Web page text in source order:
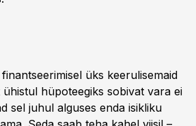
üks keerulisemaid
ühistul hüpoteegiks sobivat vara ei
sel juhul alguses enda isikliku